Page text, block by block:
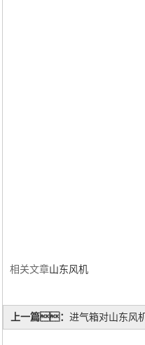
相关文章山东风机
上一篇： 进气箱对山东风